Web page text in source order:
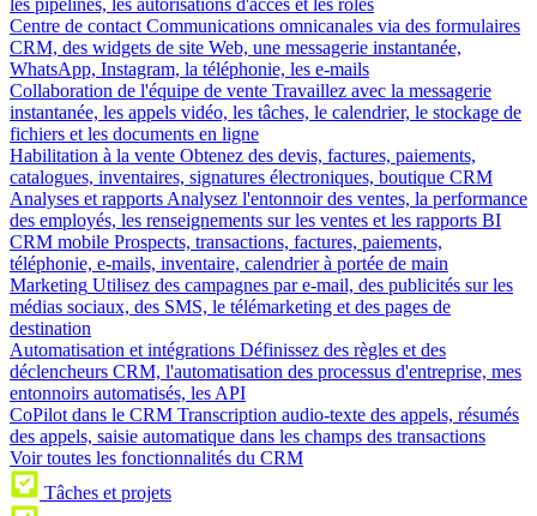
les pipelines, les autorisations d'accès et les rôles
Centre de contact Communications omnicanales via des formulaires
CRM, des widgets de site Web, une messagerie instantanée,
WhatsApp, Instagram, la téléphonie, les e-mails
Collaboration de l'équipe de vente Travaillez avec la messagerie
instantanée, les appels vidéo, les tâches, le calendrier, le stockage de
fichiers et les documents en ligne
Habilitation à la vente Obtenez des devis, factures, paiements,
catalogues, inventaires, signatures électroniques, boutique CRM
Analyses et rapports Analysez l'entonnoir des ventes, la performance
des employés, les renseignements sur les ventes et les rapports BI
CRM mobile Prospects, transactions, factures, paiements,
téléphonie, e-mails, inventaire, calendrier à portée de main
Marketing Utilisez des campagnes par e-mail, des publicités sur les
médias sociaux, des SMS, le télémarketing et des pages de
destination
Automatisation et intégrations Définissez des règles et des
déclencheurs CRM, l'automatisation des processus d'entreprise, mes
entonnoirs automatisés, les API
CoPilot dans le CRM Transcription audio-texte des appels, résumés
des appels, saisie automatique dans les champs des transactions
Voir toutes les fonctionnalités du CRM
Tâches et projets